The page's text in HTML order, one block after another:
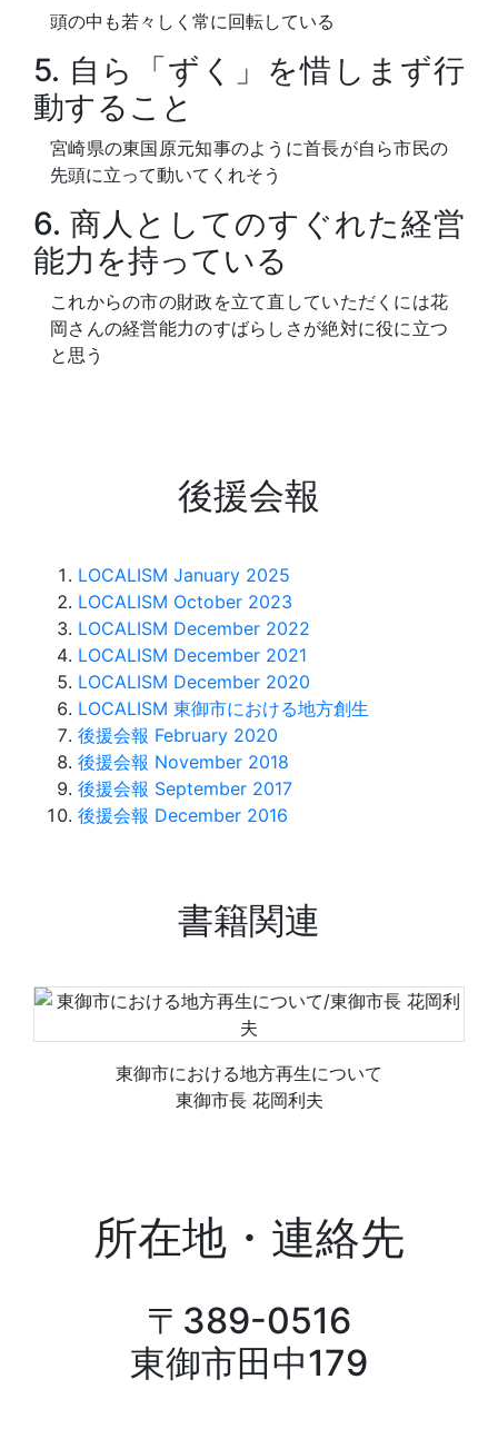
頭の中も若々しく常に回転している
5. 自ら「ずく」を惜しまず行
動すること
宮崎県の東国原元知事のように首長が自ら市民の
先頭に立って動いてくれそう
6. 商人としてのすぐれた経営
能力を持っている
これからの市の財政を立て直していただくには花
岡さんの経営能力のすばらしさが絶対に役に立つ
と思う
後援会報
LOCALISM January 2025
LOCALISM October 2023
LOCALISM December 2022
LOCALISM December 2021
LOCALISM December 2020
LOCALISM 東御市における地方創生
後援会報 February 2020
後援会報 November 2018
後援会報 September 2017
後援会報 December 2016
書籍関連
東御市における地方再生について
東御市長 花岡利夫
所在地・連絡先
〒389-0516
東御市田中179